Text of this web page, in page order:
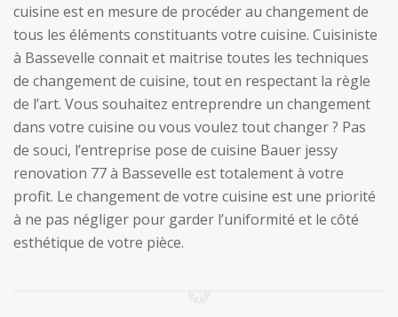
cuisine est en mesure de procéder au changement de
tous les éléments constituants votre cuisine. Cuisiniste
à Bassevelle connait et maitrise toutes les techniques
de changement de cuisine, tout en respectant la règle
de l’art. Vous souhaitez entreprendre un changement
dans votre cuisine ou vous voulez tout changer ? Pas
de souci, l’entreprise pose de cuisine Bauer jessy
renovation 77 à Bassevelle est totalement à votre
profit. Le changement de votre cuisine est une priorité
à ne pas négliger pour garder l’uniformité et le côté
esthétique de votre pièce.